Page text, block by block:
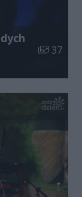
Liczba
37